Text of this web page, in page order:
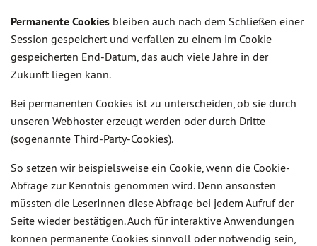
Permanente Cookies bleiben auch nach dem Schließen einer
Session gespeichert und verfallen zu einem im Cookie
gespeicherten End-Datum, das auch viele Jahre in der
Zukunft liegen kann.
Bei permanenten Cookies ist zu unterscheiden, ob sie durch
unseren Webhoster erzeugt werden oder durch Dritte
(sogenannte Third-Party-Cookies).
So setzen wir beispielsweise ein Cookie, wenn die Cookie-
Abfrage zur Kenntnis genommen wird. Denn ansonsten
müssten die LeserInnen diese Abfrage bei jedem Aufruf der
Seite wieder bestätigen. Auch für interaktive Anwendungen
können permanente Cookies sinnvoll oder notwendig sein,